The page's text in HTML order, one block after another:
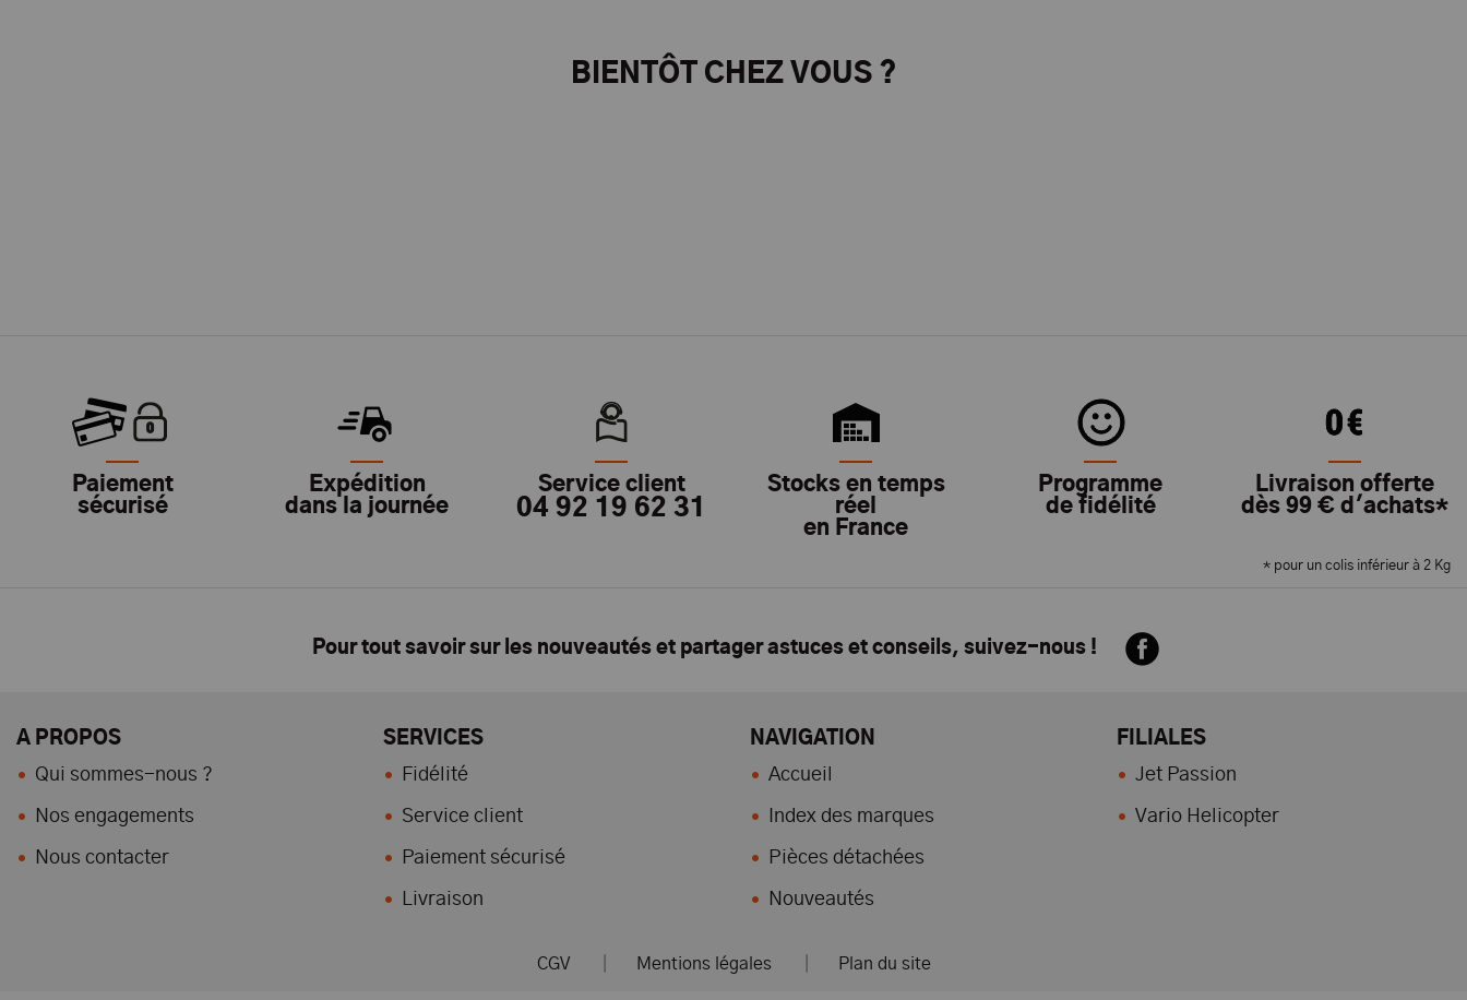
BIENTÔT CHEZ VOUS ?
Paiement
sécurisé
Expédition
dans la journée
Service client
04 92 19 62 31
Stocks en temps
réel
en France
Programme
de fidélité
Livraison offerte
dès 99 € d'achats*
* pour un colis inférieur à 2 Kg
Pour tout savoir sur les nouveautés et partager astuces et conseils, suivez-nous !
A PROPOS
Qui sommes-nous ?
Nos engagements
Nous contacter
SERVICES
Fidélité
Service client
Paiement sécurisé
Livraison
NAVIGATION
Accueil
Index des marques
Pièces détachées
Nouveautés
FILIALES
Jet Passion
Vario Helicopter
CGV Mentions légales Plan du site